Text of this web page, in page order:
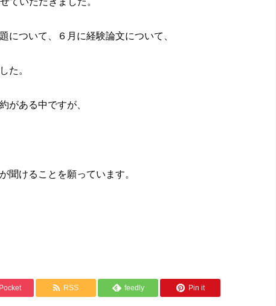
について、６月に経験論文について、
た。
がある中ですが、
聞けることを願っています。
Pocket RSS feedly Pin it